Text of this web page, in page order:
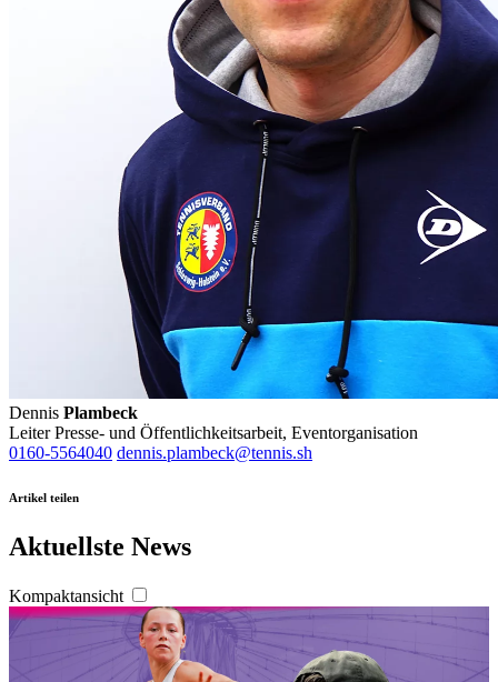
Dennis Plambeck
Leiter Presse- und Öffentlichkeitsarbeit, Eventorganisation
0160-5564040 dennis.plambeck@tennis.sh
Artikel teilen
Aktuellste News
Kompaktansicht